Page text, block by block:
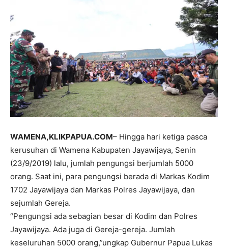
WAMENA,KLIKPAPUA.COM– Hingga hari ketiga pasca
kerusuhan di Wamena Kabupaten Jayawijaya, Senin
(23/9/2019) lalu, jumlah pengungsi berjumlah 5000
orang. Saat ini, para pengungsi berada di Markas Kodim
1702 Jayawijaya dan Markas Polres Jayawijaya, dan
sejumlah Gereja.
“Pengungsi ada sebagian besar di Kodim dan Polres
Jayawijaya. Ada juga di Gereja-gereja. Jumlah
keseluruhan 5000 orang,”ungkap Gubernur Papua Lukas